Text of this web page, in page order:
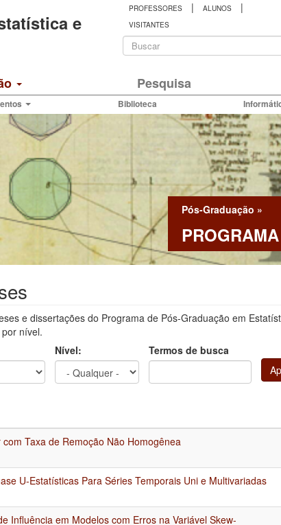
e
PROFESSORES | ALUNOS |
VISITANTES
Formulário
busca
Pesquisa
Biblioteca
Pós-Graduação »
e dissertações do Programa de Pós-Graduação em
nível.
Nível:
Termos de busca
com Taxa de Remoção Não Homogênea
U-Estatísticas Para Séries Temporais Uni e Multivariadas
Influência em Modelos com Erros na Variável Skew-